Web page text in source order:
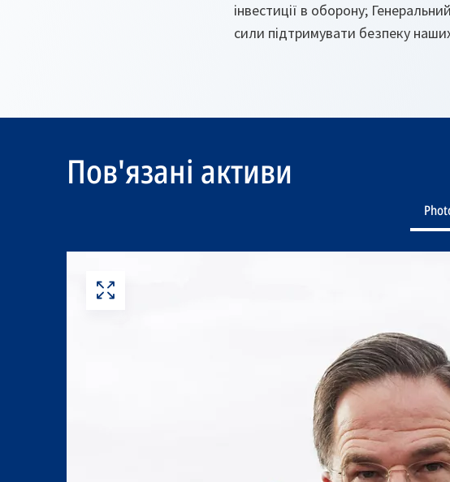
інвестиції в оборону;
сили підтримувати безпеку
Пов'язані активи